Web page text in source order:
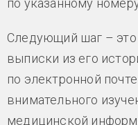
по указанному
Следующий шаг –
выписки из его
по электронной
внимательного
медицинской